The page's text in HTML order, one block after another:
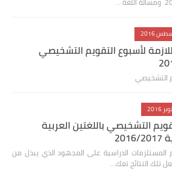
لأسبوع التقويم التشخيصي
التشخيصي
التشخيصي باللغتين العربية
الدراسية على المجهود الذي يبذل من
تلك النتائج تعك…